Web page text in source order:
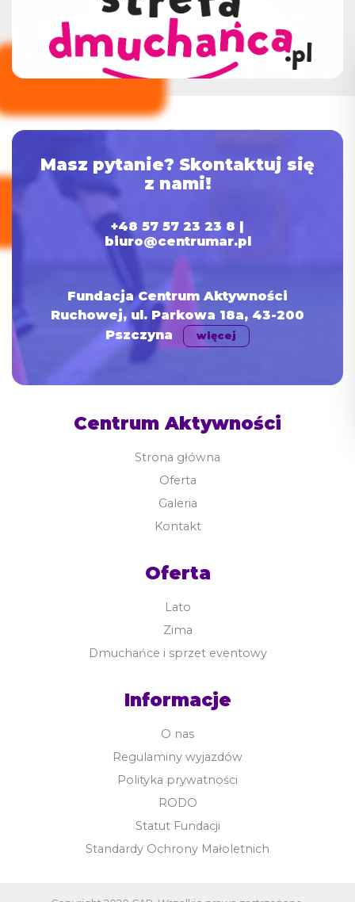
Masz pytanie? Skontaktuj się
z nami!
+48 57 57 23 23 8 |
biuro@centrumar.pl
Fundacja Centrum Aktywności
Ruchowej, ul. Parkowa 18a, 43-200
Pszczyna
więcej
Centrum Aktywności
Strona główna
Oferta
Galeria
Kontakt
Oferta
Lato
Zima
Dmuchańce i sprzet eventowy
Informacje
O nas
Regulaminy wyjazdów
Polityka prywatności
RODO
Statut Fundacji
Standardy Ochrony Małoletnich